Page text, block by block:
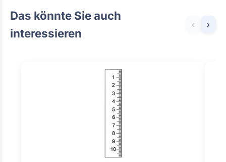
Das könnte Sie auch
interessieren
‹ ›